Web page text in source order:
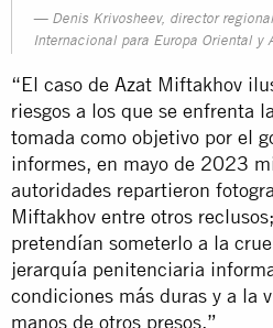
Denis Krivosheev, director
Internacional para Europa Oriental y
“El caso de Azat Miftakhov
riesgos a los que se enfrenta
tomada como objetivo por el
informes, en mayo de 2023
autoridades repartieron
Miftakhov entre otros
pretendían someterlo a la
jerarquía penitenciaria
condiciones más duras y a la
manos de otros presos.”